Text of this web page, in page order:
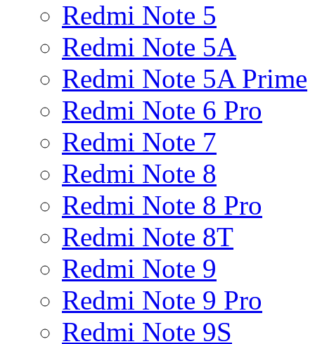
Redmi Note 5
Redmi Note 5A
Redmi Note 5A Prime
Redmi Note 6 Pro
Redmi Note 7
Redmi Note 8
Redmi Note 8 Pro
Redmi Note 8T
Redmi Note 9
Redmi Note 9 Pro
Redmi Note 9S